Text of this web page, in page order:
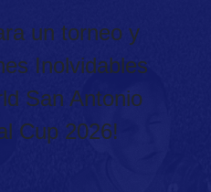
un torneo y
Inolvidables
San Antonio
Cup 2026!